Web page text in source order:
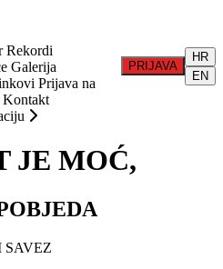
Rekordi
Galerija
Prijava na
Kontakt
PRIJAVA
HR
EN
JE MOĆ,
SAVEZ